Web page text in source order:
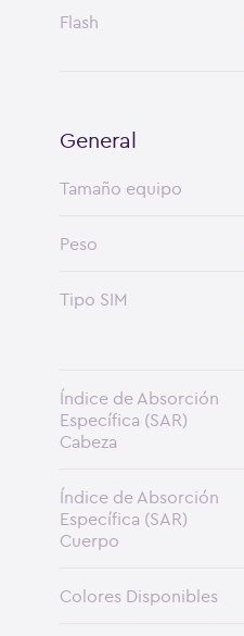
Flash
General
Tamaño equipo
Peso
Tipo SIM
Índice de Absorción
Específica (SAR)
Cabeza
Índice de Absorción
Específica (SAR)
Cuerpo
Colores Disponibles